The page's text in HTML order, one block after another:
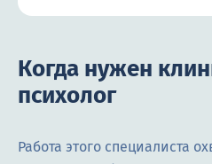
Когда нужен
психолог
Работа этого специалиста